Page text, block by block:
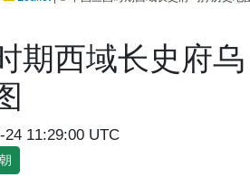
期西域长史府乌
24 11:29:00 UTC